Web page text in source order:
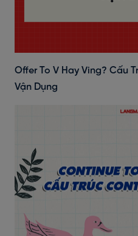
Offer To V Hay Ving? Cấu
Vận Dụng